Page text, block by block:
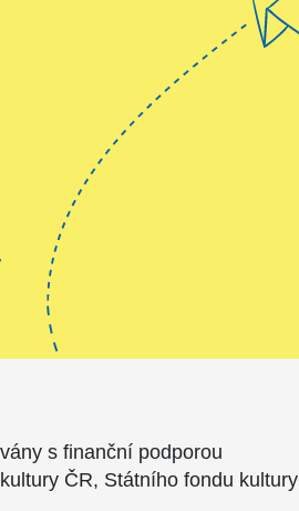
s finanční podporou
ČR, Státního fondu kultury